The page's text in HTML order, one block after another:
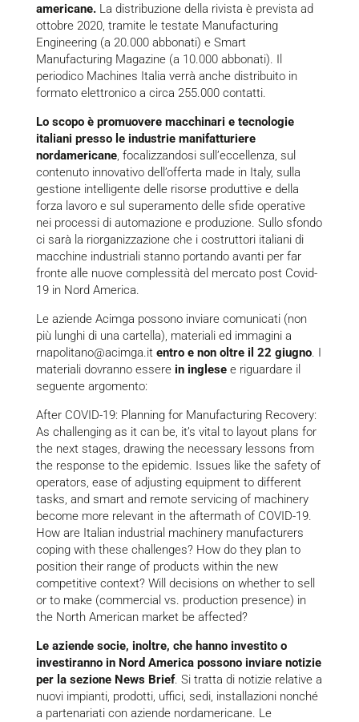
americane.La distribuzione della rivista è prevista ad
ottobre 2020, tramite le testate Manufacturing
Engineering (a 20.000 abbonati) e Smart
Manufacturing Magazine (a 10.000 abbonati). Il
periodico Machines Italia verrà anche distribuito in
formato elettronico a circa 255.000 contatti.
Lo scopo è promuovere macchinari e tecnologie
italiani presso le industrie manifatturiere
nordamericane, focalizzandosi sull’eccellenza, sul
contenuto innovativo dell’offerta made in Italy, sulla
gestione intelligente delle risorse produttive e della
forza lavoro e sul superamento delle sfide operative
nei processi di automazione e produzione. Sullo sfondo
ci sarà la riorganizzazione che i costruttori italiani di
macchine industriali stanno portando avanti per far
fronte alle nuove complessità del mercato post Covid-
19 in Nord America.
Le aziende Acimga possono inviare comunicati (non
più lunghi di una cartella), materiali ed immagini a
rnapolitano@acimga.it entro e non oltre il 22 giugno. I
materiali dovranno essere in inglesee riguardare il
seguente argomento:
After COVID-19: Planning for Manufacturing Recovery:
As challenging as it can be, it’s vital to layout plans for
the next stages, drawing the necessary lessons from
the response to the epidemic. Issues like the safety of
operators, ease of adjusting equipment to different
tasks, and smart and remote servicing of machinery
become more relevant in the aftermath of COVID-19.
How are Italian industrial machinery manufacturers
coping with these challenges? How do they plan to
position their range of products within the new
competitive context? Will decisions on whether to sell
or to make (commercial vs. production presence) in
the North American market be affected?
Le aziende socie, inoltre, che hanno investito o
investiranno in Nord America possono inviare notizie
per la sezione News Brief. Si tratta di notizie relative a
nuovi impianti, prodotti, uffici, sedi, installazioni nonché
a partenariati con aziende nordamericane. Le